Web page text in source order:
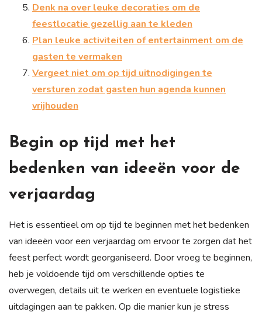
Denk na over leuke decoraties om de
feestlocatie gezellig aan te kleden
Plan leuke activiteiten of entertainment om de
gasten te vermaken
Vergeet niet om op tijd uitnodigingen te
versturen zodat gasten hun agenda kunnen
vrijhouden
Begin op tijd met het
bedenken van ideeën voor de
verjaardag
Het is essentieel om op tijd te beginnen met het bedenken
van ideeën voor een verjaardag om ervoor te zorgen dat het
feest perfect wordt georganiseerd. Door vroeg te beginnen,
heb je voldoende tijd om verschillende opties te
overwegen, details uit te werken en eventuele logistieke
uitdagingen aan te pakken. Op die manier kun je stress